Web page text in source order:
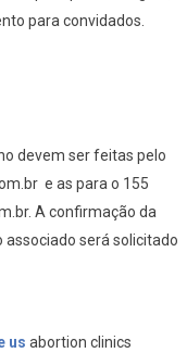
para convidados.
devem ser feitas pelo
e as para o 155
A confirmação da
será solicitado
us abortion clinics